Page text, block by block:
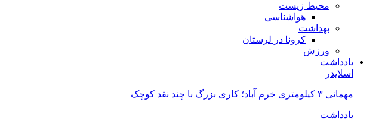
محیط زیست
هواشناسی
بهداشت
کرونا در لرستان
ورزش
یادداشت
اسلایدر
مهمانی ۳ کیلومتری خرم آباد؛ کاری بزرگ با چند نقد کوچک
یادداشت